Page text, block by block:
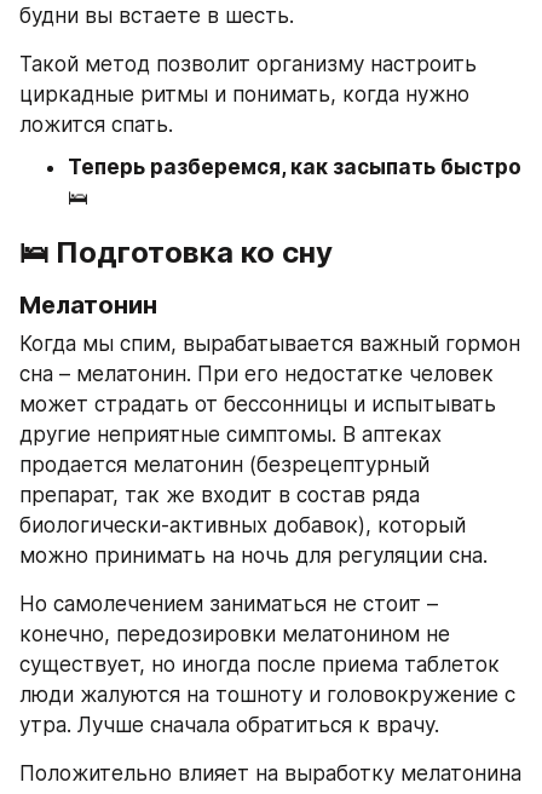
будни вы встаете в шесть.
Такой метод позволит организму настроить
циркадные ритмы и понимать, когда нужно
ложится спать.
🛌
🛌 Подготовка ко сну
Мелатонин
Когда мы спим, вырабатывается важный гормон
сна – мелатонин. При его недостатке человек
может страдать от бессонницы и испытывать
другие неприятные симптомы. В аптеках
продается мелатонин (безрецептурный
препарат, так же входит в состав ряда
биологически-активных добавок), который
можно принимать на ночь для регуляции сна.
Но самолечением заниматься не стоит –
конечно, передозировки мелатонином не
существует, но иногда после приема таблеток
люди жалуются на тошноту и головокружение с
утра. Лучше сначала обратиться к врачу.
Положительно влияет на выработку мелатонина